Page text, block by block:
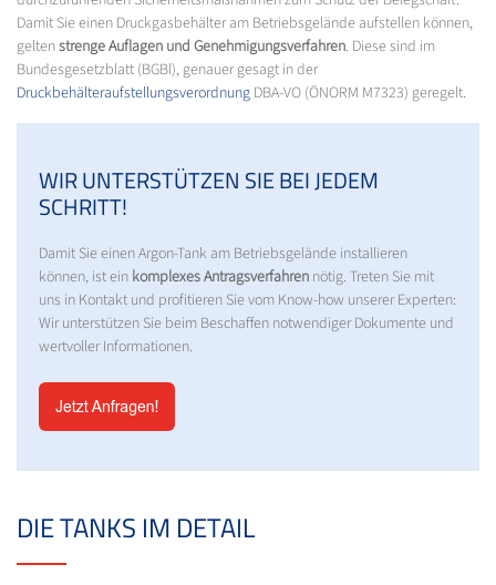
Damit Sie einen Druckgasbehälter am Betriebsgelände aufstellen können,
geltenstrenge Auflagen und Genehmigungsverfahren. Diese sind im
Bundesgesetzblatt (BGBl), genauer gesagt in der
Druckbehälteraufstellungsverordnung DBA-VO (ÖNORM M7323) geregelt.
WIR UNTERSTÜTZEN SIE BEI JEDEM
SCHRITT!
Damit Sie einen Argon-Tank am Betriebsgelände installieren
können, ist ein komplexes Antragsverfahren nötig. Treten Sie mit
uns in Kontakt und profitieren Sie vom Know-how unserer Experten:
Wir unterstützen Sie beim Beschaffen notwendiger Dokumente und
wertvoller Informationen.
DIE TANKS IM DETAIL